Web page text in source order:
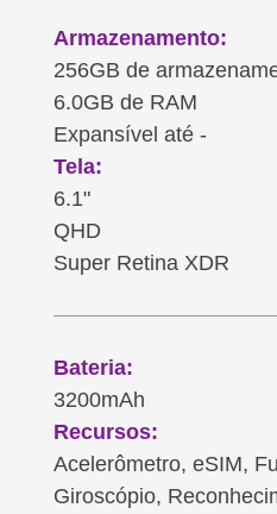
Armazenamento:
256GB de
6.0GB de RAM
Expansível até -
Tela:
6.1"
QHD
Super Retina XDR
Bateria:
3200mAh
Recursos:
Acelerômetro, eSIM,
Giroscópio,